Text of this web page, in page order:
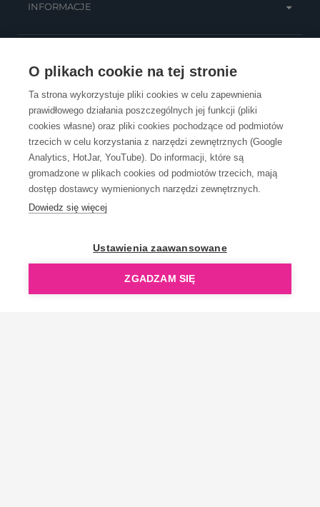
O plikach cookie na tej stronie
Ta strona wykorzystuje pliki cookies w celu zapewnienia
prawidłowego działania poszczególnych jej funkcji (pliki
cookies własne) oraz pliki cookies pochodzące od podmiotów
trzecich w celu korzystania z narzędzi zewnętrznych (Google
Analytics, HotJar, YouTube). Do informacji, które są
gromadzone w plikach cookies od podmiotów trzecich, mają
dostęp dostawcy wymienionych narzędzi zewnętrznych.
Dowiedz się więcej
Ustawienia zaawansowane
ZGADZAM SIĘ
INFORMACJE
OBSŁUGA KLIENTA
KONTAKT
OpenGift jest częścią ReflectGroup.